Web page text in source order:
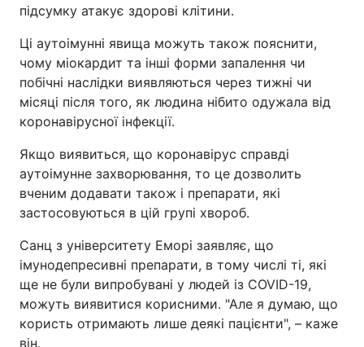
підсумку атакує здорові клітини.
Ці аутоімунні явища можуть також пояснити,
чому міокардит та інші форми запалення чи
побічні наслідки виявляються через тижні чи
місяці після того, як людина нібито одужала від
коронавірусної інфекції.
Якщо виявиться, що коронавірус справді
аутоімунне захворювання, то це дозволить
вченим додавати також і препарати, які
застосовуються в цій групі хвороб.
Санц з університету Еморі заявляє, що
імунодепресивні препарати, в тому числі ті, які
ще не були випробувані у людей із COVID-19,
можуть виявитися корисними. "Але я думаю, що
користь отримають лише деякі пацієнти", – каже
він.